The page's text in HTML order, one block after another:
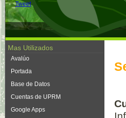
Tweet
Mas Utilizados
Avalúo
Portada
Base de Datos
Cuentas de UPRM
Google Apps